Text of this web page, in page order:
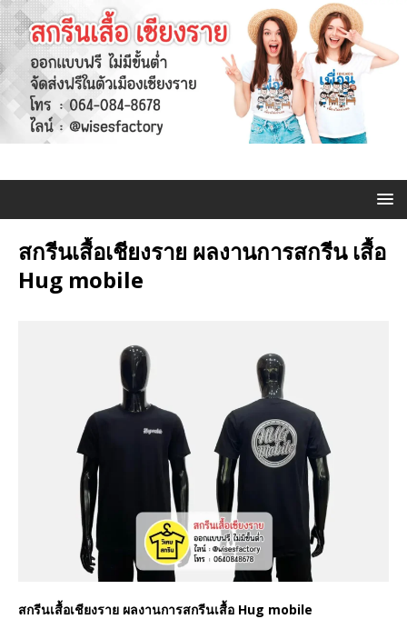
สกรีนเสื้อเชียงราย ผลงานการสกรีน เสื้อ
Hug mobile
สกรีนเสื้อเชียงราย ผลงานการสกรีนเสื้อ Hug mobile